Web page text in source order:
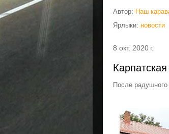
Автор: Наш
Ярлыки: новости
8 окт. 2020 г.
После